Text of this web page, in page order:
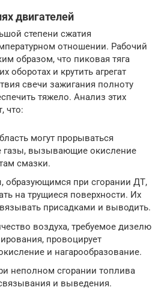
двигателей
степени сжатия
отношении. Рабочий
образом, что пиковая тяга
оборотах и крутить агрегат
свечи зажигания полноту
тяжело. Анализ этих
что:
могут прорываться
газы, вызывающие окисление
смазки.
образующимся при сгорании ДТ,
на трущиеся поверхности. Их
присадками и выводить.
воздуха, требуемое дизелю
провоцирует
и нагарообразование.
неполном сгорании топлива
и выведения.